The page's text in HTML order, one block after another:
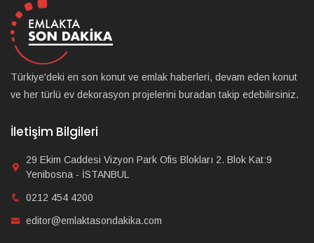
Türkiye'deki en son konut ve emlak haberleri, devam eden konut
ve her türlü ev dekorasyon projelerini buradan takip edebilirsiniz.
İletişim Bilgileri
29 Ekim Caddesi Vizyon Park Ofis Blokları 2. Blok Kat:9
Yenibosna - İSTANBUL
0212 454 4200
editor@emlaktasondakika.com